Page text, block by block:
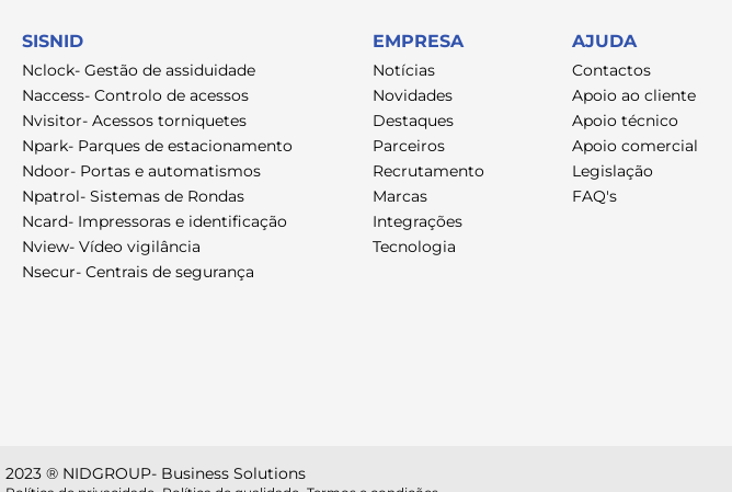
SISNID
Nclock- Gestão de assiduidade
Naccess- Controlo de acessos
Nvisitor- Acessos torniquetes
Npark- Parques de estacionamento
Ndoor- Portas e automatismos
Npatrol- Sistemas de Rondas
Ncard- Impressoras e identificação
Nview- Vídeo vigilância
Nsecur- Centrais de segurança
EMPRESA
Notícias
Novidades
Destaques
Parceiros
Recrutamento
Marcas
Integrações
Tecnologia
AJUDA
Contactos
Apoio ao cliente
Apoio técnico
Apoio comercial
Legislação
FAQ's
2023 ® NIDGROUP- Business Solutions